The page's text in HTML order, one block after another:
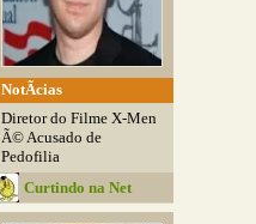
NotÃ­cias
Diretor do Filme X-Men
Ã© Acusado de
Pedofilia
Curtindo na Net